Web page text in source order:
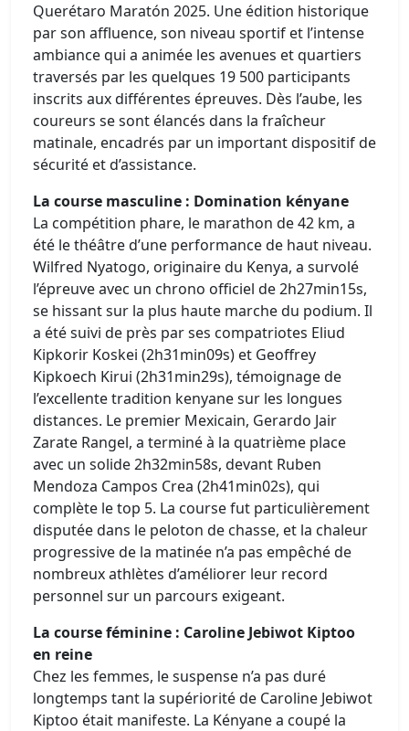
Querétaro Maratón 2025. Une édition historique
par son affluence, son niveau sportif et l’intense
ambiance qui a animée les avenues et quartiers
traversés par les quelques 19 500 participants
inscrits aux différentes épreuves. Dès l’aube, les
coureurs se sont élancés dans la fraîcheur
matinale, encadrés par un important dispositif de
sécurité et d’assistance.
La course masculine : Domination kényane
La compétition phare, le marathon de 42 km, a
été le théâtre d’une performance de haut niveau.
Wilfred Nyatogo, originaire du Kenya, a survolé
l’épreuve avec un chrono officiel de 2h27min15s,
se hissant sur la plus haute marche du podium. Il
a été suivi de près par ses compatriotes Eliud
Kipkorir Koskei (2h31min09s) et Geoffrey
Kipkoech Kirui (2h31min29s), témoignage de
l’excellente tradition kenyane sur les longues
distances. Le premier Mexicain, Gerardo Jair
Zarate Rangel, a terminé à la quatrième place
avec un solide 2h32min58s, devant Ruben
Mendoza Campos Crea (2h41min02s), qui
complète le top 5. La course fut particulièrement
disputée dans le peloton de chasse, et la chaleur
progressive de la matinée n’a pas empêché de
nombreux athlètes d’améliorer leur record
personnel sur un parcours exigeant.
La course féminine : Caroline Jebiwot Kiptoo
en reine
Chez les femmes, le suspense n’a pas duré
longtemps tant la supériorité de Caroline Jebiwot
Kiptoo était manifeste. La Kényane a coupé la